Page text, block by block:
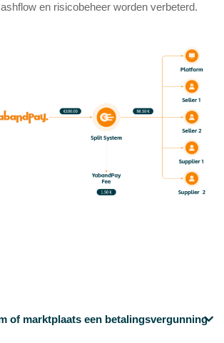
en risicobeheer worden verbeterd.
of marktplaats een betalingsvergunning